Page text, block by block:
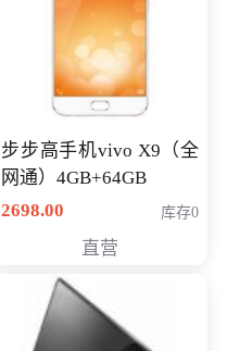
步步高手机vivo X9（全
网通）4GB+64GB
2698.00
库存0
直营